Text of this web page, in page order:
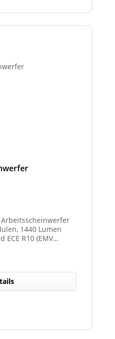
1440 Lumen
ECE R10 (EMV
eine ECE R23
im Geltungsbereich